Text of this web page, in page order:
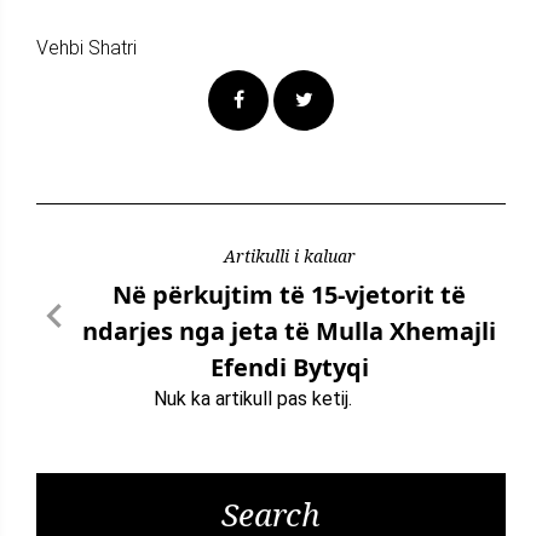
Vehbi Shatri
Artikulli i kaluar
Në përkujtim të 15-vjetorit të
ndarjes nga jeta të Mulla Xhemajli
Efendi Bytyqi
Nuk ka artikull pas ketij.
Search